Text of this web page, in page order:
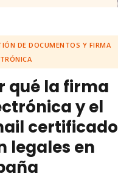
DE DOCUMENTOS Y FIRMA
qué la firma
y el
certificado
legales en